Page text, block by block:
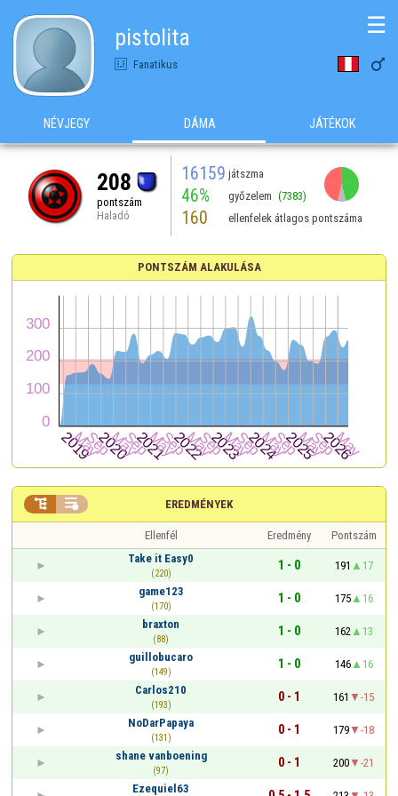
pistolita
Fanatikus 
☰
NÉVJEGY DÁMA JÁTÉKOK
208
pontszám
Haladó
16159 játszma
46% győzelem (7383)
160 ellenfelek átlagos pontszáma
PONTSZÁM ALAKULÁSA
EREDMÉNYEK
 
Ellenfél Eredmény
Pontszám
Take it Easy0
(220)
1 - 0 191
17
game123
(170)
1 - 0 175
16
braxton
(88)
1 - 0 162
13
guillobucaro
(149)
1 - 0 146
16
Carlos210
(193)
0 - 1 161
-15
NoDarPapaya
(131)
0 - 1 179
-18
shane vanboening
(97)
0 - 1 200
-21
Ezequiel63